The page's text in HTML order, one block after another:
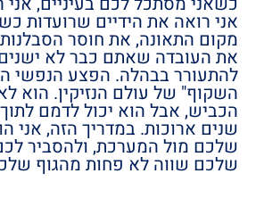
אני רואה את הידיים שרועדות
מקום התאונה, את חוסר
את העובדה שאתם כבר לא
להתעורר בבהלה. הפצע הנפשי
השקוף" של עולם הנזיקין. הוא
הכביש, אבל הוא יכול לדמם
שנים ארוכות. במדריך הזה, אני
שלכם מול המערכת, ולהסביר
שלכם שווה לא פחות מהגוף